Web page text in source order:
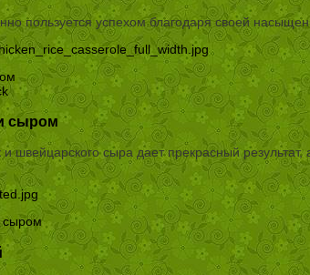
пользуется успехом благодаря своей
сыром
швейцарского сыра дает прекрасный
сыром